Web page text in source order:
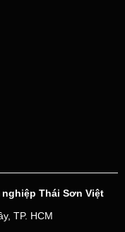
Thái Sơn Việt
TP. HCM